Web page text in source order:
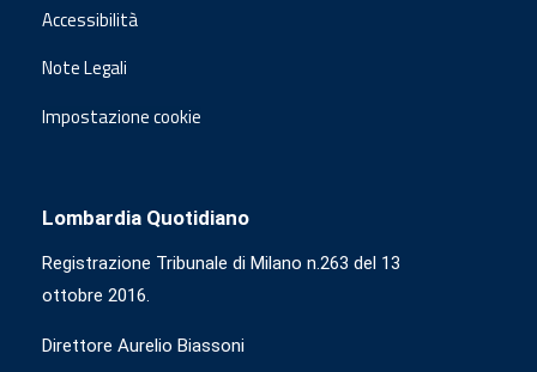
Accessibilità
Note Legali
Impostazione cookie
Lombardia Quotidiano
Registrazione Tribunale di Milano n.263 del 13
ottobre 2016.
Direttore Aurelio Biassoni